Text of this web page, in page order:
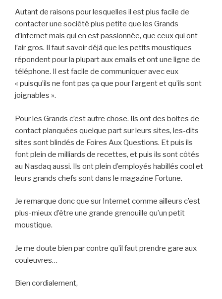
Autant de raisons pour lesquelles il est plus facile de
contacter une société plus petite que les Grands
d’internet mais qui en est passionnée, que ceux qui ont
l’air gros. Il faut savoir déjà que les petits moustiques
répondent pour la plupart aux emails et ont une ligne de
téléphone. Il est facile de communiquer avec eux
« puisqu’ils ne font pas ça que pour l’argent et qu’ils sont
joignables ».
Pour les Grands c’est autre chose. Ils ont des boites de
contact planquées quelque part sur leurs sites, les-dits
sites sont blindés de Foires Aux Questions. Et puis ils
font plein de milliards de recettes, et puis ils sont côtés
au Nasdaq aussi. Ils ont plein d’employés habillés cool et
leurs grands chefs sont dans le magazine Fortune.
Je remarque donc que sur Internet comme ailleurs c’est
plus-mieux d’être une grande grenouille qu’un petit
moustique.
Je me doute bien par contre qu’il faut prendre gare aux
couleuvres…
Bien cordialement,